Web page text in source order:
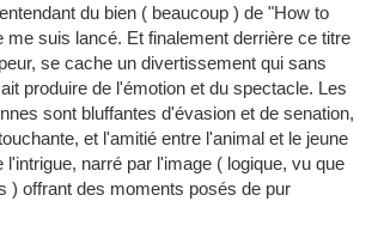
du bien ( beaucoup ) de "How to
me suis lancé. Et finalement derrière ce titre
se cache un divertissement qui sans
produire de l'émotion et du spectacle. Les
sont bluffantes d'évasion et de senation,
et l'amitié entre l'animal et le jeune
l'intrigue, narré par l'image ( logique, vu que
) offrant des moments posés de pur